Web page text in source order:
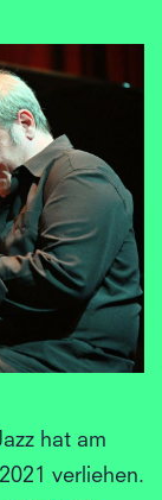
hat am
verliehen.